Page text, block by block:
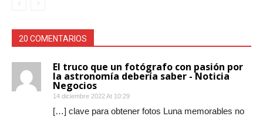
20 COMENTARIOS
El truco que un fotógrafo con pasión por
la astronomía debería saber - Noticia
Negocios
14 diciembre 2022 At 10:29
[…] clave para obtener fotos Luna memorables no